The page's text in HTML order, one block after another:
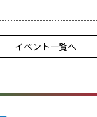
イベント一覧へ